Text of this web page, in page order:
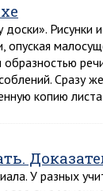
доски».
Сразу
копию
У разных